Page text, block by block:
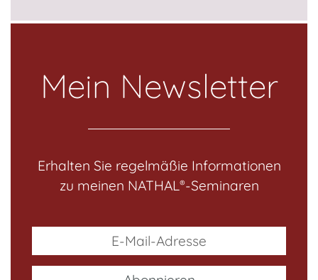
Mein Newsletter
Erhalten Sie regelmäßie Informationen
zu meinen NATHAL®-Seminaren
E-
Mail-
Adresse